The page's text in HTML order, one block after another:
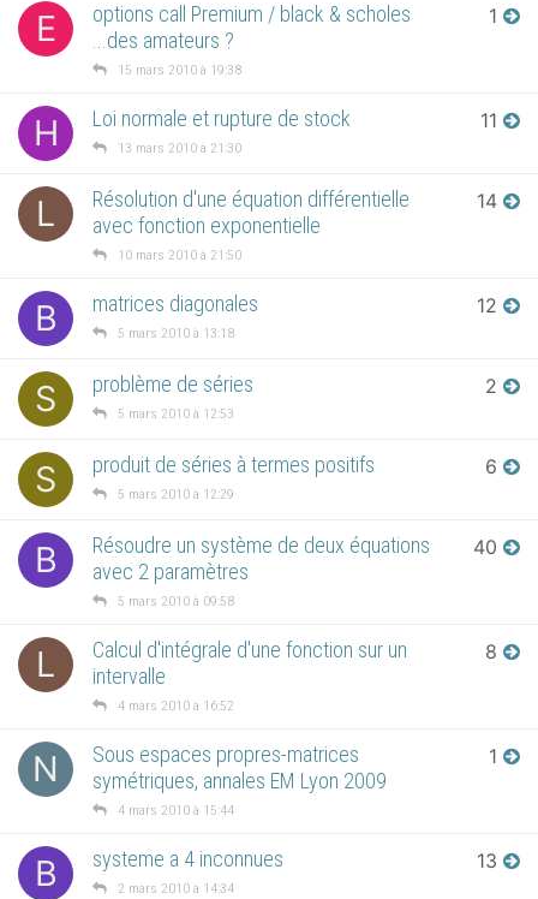
E
options call Premium / black & scholes
...des amateurs ?
15 mars 2010 à 19:38
1
H Loi normale et rupture de stock
13 mars 2010 à 21:30
11
L
Résolution d'une équation différentielle
avec fonction exponentielle
10 mars 2010 à 21:50
14
B matrices diagonales
5 mars 2010 à 13:18
12
S problème de séries
5 mars 2010 à 12:53
2
S produit de séries à termes positifs
5 mars 2010 à 12:29
6
B
Résoudre un système de deux équations
avec 2 paramètres
5 mars 2010 à 09:58
40
L
Calcul d'intégrale d'une fonction sur un
intervalle
4 mars 2010 à 16:52
8
N
Sous espaces propres-matrices
symétriques, annales EM Lyon 2009
4 mars 2010 à 15:44
1
B systeme a 4 inconnues
2 mars 2010 à 14:34
13